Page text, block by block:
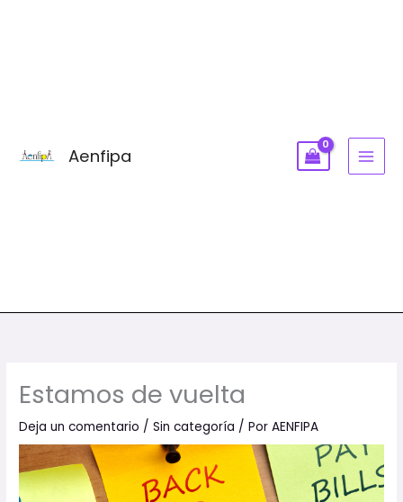
Aenfipa
Estamos de vuelta
Deja un comentario /Sin categoría / PorAENFIPA